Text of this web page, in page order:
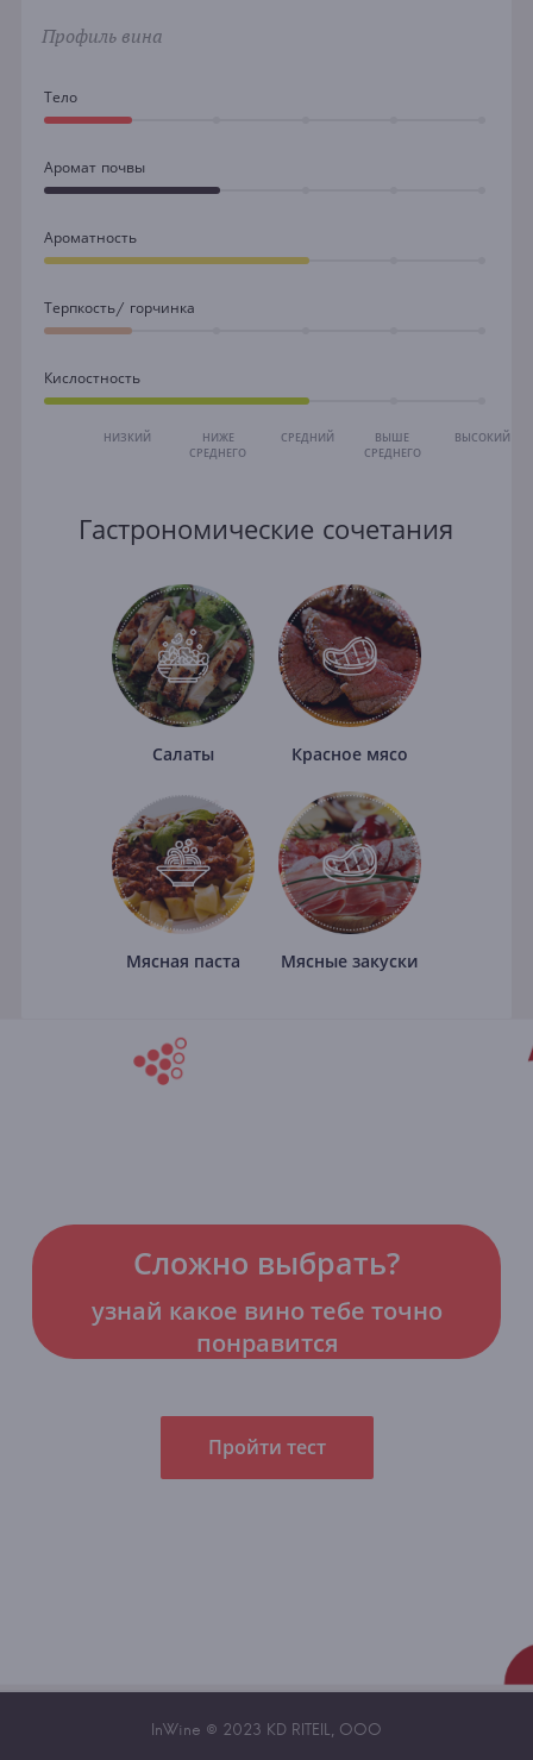
Профиль вина
Тело
Аромат почвы
Ароматность
Терпкость/ горчинка
Кислостность
НИЗКИЙ
НИЖЕ
СРЕДНЕГО
СРЕДНИЙ
ВЫШЕ
СРЕДНЕГО
ВЫСОКИЙ
Гастрономические сочетания
Салаты Красное мясо
Мясная паста Мясные закуски
Сложно выбрать?
узнай какое вино тебе точно
понравится
Пройти тест
InWine © 2023 KD RITEIL, OOO